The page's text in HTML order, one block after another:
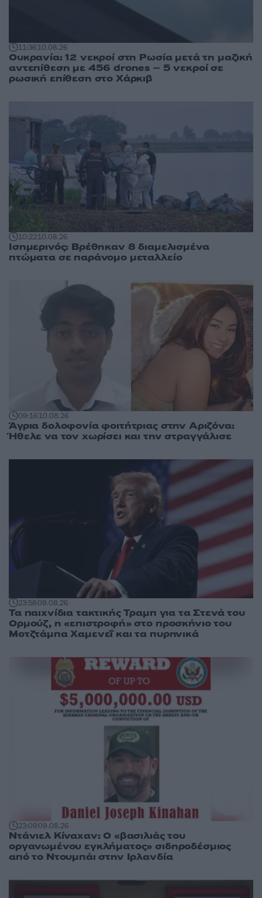
11:3610.08.26
Ουκρανία: 12 νεκροί στη Ρωσία μετά τη μαζική
αντεπίθεση με 456 drones – 5 νεκροί σε
ρωσική επίθεση στο Χάρκιβ
10:2210.08.26
Ισημερινός: Βρέθηκαν 8 διαμελισμένα
πτώματα σε παράνομο μεταλλείο
09:1610.08.26
Άγρια δολοφονία φοιτήτριας στην Αριζόνα:
Ήθελε να τον χωρίσει και την στραγγάλισε
23:5809.08.26
Τα παιχνίδια τακτικής Τραμπ για τα Στενά του
Ορμούζ, η «επιστροφή» στο προσκήνιο του
Μοτζτάμπα Χαμενεΐ και τα πυρηνικά
23:0909.08.26
Ντάνιελ Κίναχαν: Ο «βασιλιάς του
οργανωμένου εγκλήματος» σιδηροδέσμιος
από το Ντουμπάι στην Ιρλανδία